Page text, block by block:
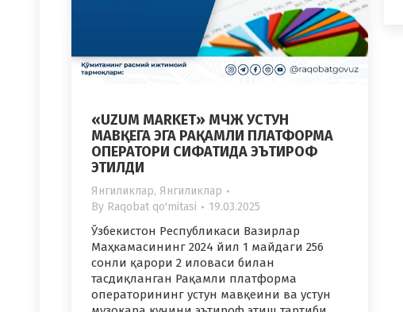
«UZUM MARKET» МЧЖ УСТУН
МАВҚЕГА ЭГА РАҚАМЛИ ПЛАТФОРМА
ОПЕРАТОРИ СИФАТИДА ЭЪТИРОФ
ЭТИЛДИ
Янгиликлар, Янгиликлар
By Raqobat qo'mitasi 19.03.2025
Ўзбекистон Республикаси Вазирлар
Маҳкамасининг 2024 йил 1 майдаги 256
сонли қарори 2 иловаси билан
тасдиқланган Рақамли платформа
операторининг устун мавқеини ва устун